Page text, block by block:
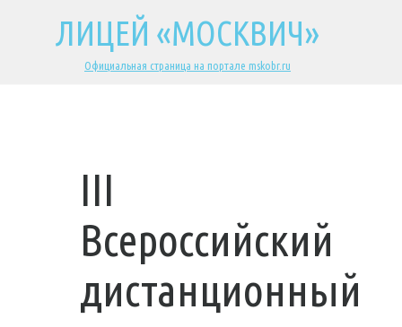
ЛИЦЕЙ «МОСКВИЧ»
Официальная страница на портале mskobr.ru
III
Всероссийский
дистанционный